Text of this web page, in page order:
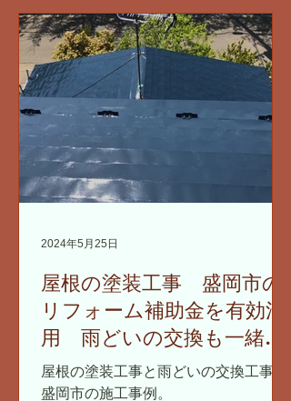
屋根の塗装工事 盛岡市の
リフォーム補助金を有効活
用 雨どいの交換も一緒に
まとめて
屋根の塗装工事と雨どいの交換工事。
盛岡市の施工事例。
2024年5月25日